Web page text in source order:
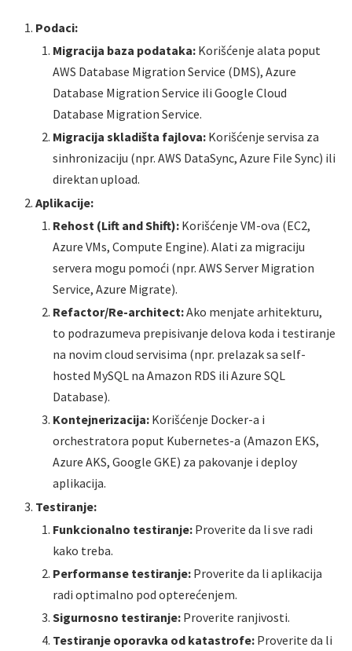
Podaci:
Migracija baza podataka: Korišćenje alata poput
AWS Database Migration Service (DMS), Azure
Database Migration Service ili Google Cloud
Database Migration Service.
Migracija skladišta fajlova: Korišćenje servisa za
sinhronizaciju (npr. AWS DataSync, Azure File Sync) ili
direktan upload.
Aplikacije:
Rehost (Lift and Shift): Korišćenje VM-ova (EC2,
Azure VMs, Compute Engine). Alati za migraciju
servera mogu pomoći (npr. AWS Server Migration
Service, Azure Migrate).
Refactor/Re-architect:Ako menjate arhitekturu,
to podrazumeva prepisivanje delova koda i testiranje
na novim cloud servisima (npr. prelazak sa self-
hosted MySQL na Amazon RDS ili Azure SQL
Database).
Kontejnerizacija: Korišćenje Docker-a i
orchestratora poput Kubernetes-a (Amazon EKS,
Azure AKS, Google GKE) za pakovanje i deploy
aplikacija.
Testiranje:
Funkcionalno testiranje: Proverite da li sve radi
kako treba.
Performanse testiranje: Proverite da li aplikacija
radi optimalno pod opterećenjem.
Sigurnosno testiranje: Proverite ranjivosti.
Testiranje oporavka od katastrofe: Proverite da li